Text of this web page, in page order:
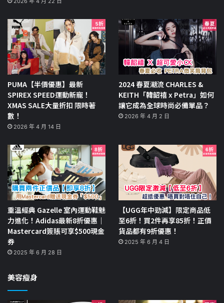
PUMA【半價優惠】最新
SPIREX SPEED運動新寵！
XMAS SALE大量折扣 限時著
數！
2026 年 4 月 14 日
2024 春夏潮流 CHARLES &
KEITH「韓韶禧 x Petra」如何
讓它成為全球時尚必備單品？
2026 年 4 月 2 日
重溫經典 Gazelle 室內運動鞋魅
力進化！Adidas最新8折優惠｜
Mastercard簽賬可享$500現金
券
2025 年 6 月 28 日
【UGG年中勁減】限定商品低
至6折！買2件再享85折！正價
貨品都有9折優惠！
2025 年 6 月 4 日
美容瘦身